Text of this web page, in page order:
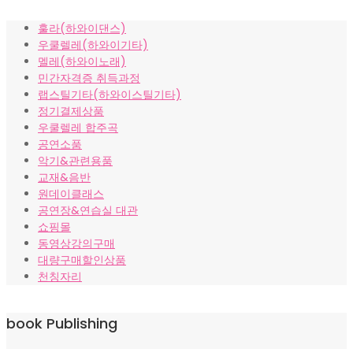
격:
₩10,000.
격:
₩8,000.
훌라(하와이댄스)
우쿨렐레(하와이기타)
멜레(하와이노래)
민간자격증 취득과정
랩스틸기타(하와이스틸기타)
정기결제상품
우쿨렐레 합주곡
공연소품
악기&관련용품
교재&음반
원데이클래스
공연장&연습실 대관
쇼핑몰
동영상강의구매
대량구매할인상품
천칭자리
book Publishing